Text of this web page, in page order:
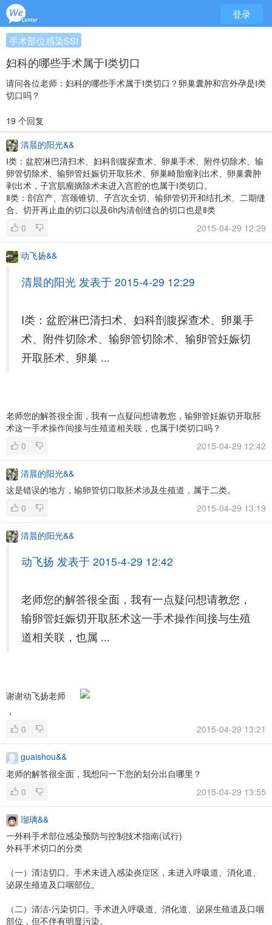
登录
手术部位感染SSI
妇科的哪些手术属于Ⅰ类切口
请问各位老师：妇科的哪些手术属于Ⅰ类切口？卵巢囊肿和宫外孕是Ⅰ类
切口吗？
19 个回复
清晨的阳光&&
Ⅰ类：盆腔淋巴清扫术、妇科剖腹探查术、卵巢手术、附件切除术、输
卵管切除术、输卵管妊娠切开取胚术、卵巢畸胎瘤剥出术、卵巢囊肿
剥出术，子宫肌瘤摘除术未进入宫腔的也属于Ⅰ类切口。
Ⅱ类：剖宫产、宫颈锥切、子宫次全切、输卵管切开和结扎术、二期缝
合、切开再止血的切口以及6h内清创缝合的切口也是Ⅱ类
0
2015-04-29 12:29
动飞扬&&
清晨的阳光 发表于 2015-4-29 12:29
Ⅰ类：盆腔淋巴清扫术、妇科剖腹探查术、卵巢手
术、附件切除术、输卵管切除术、输卵管妊娠切
开取胚术、卵巢 ...
老师您的解答很全面，我有一点疑问想请教您，输卵管妊娠切开取胚
术这一手术操作间接与生殖道相关联，也属于I类切口吗？
0
2015-04-29 12:42
清晨的阳光&&
这是错误的地方，输卵管切口取胚术涉及生殖道，属于二类。
0
2015-04-29 13:19
清晨的阳光&&
动飞扬 发表于 2015-4-29 12:42
老师您的解答很全面，我有一点疑问想请教您，
输卵管妊娠切开取胚术这一手术操作间接与生殖
道相关联，也属 ...
谢谢动飞扬老师
，
0
2015-04-29 13:21
guaishou&&
老师的解答很全面，我想问一下您的划分出自哪里？
0
2015-04-29 13:55
瑠璃&&
一外科手术部位感染预防与控制技术指南(试行)
外科手术切口的分类
（一）清洁切口。手术未进入感染炎症区，未进入呼吸道、消化道、
泌尿生殖道及口咽部位。
（二）清洁-污染切口。手术进入呼吸道、消化道、泌尿生殖道及口咽
部位，但不伴有明显污染。